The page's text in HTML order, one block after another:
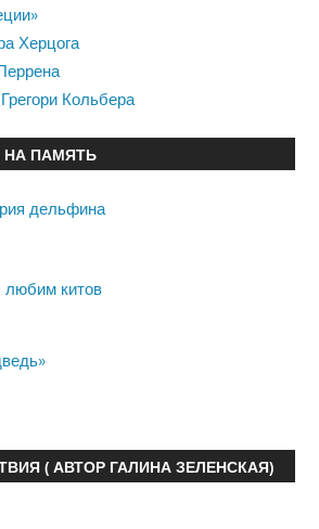
Херцога
Кольбера
ПАМЯТЬ
дельфина
китов
( АВТОР ГАЛИНА ЗЕЛЕНСКАЯ)